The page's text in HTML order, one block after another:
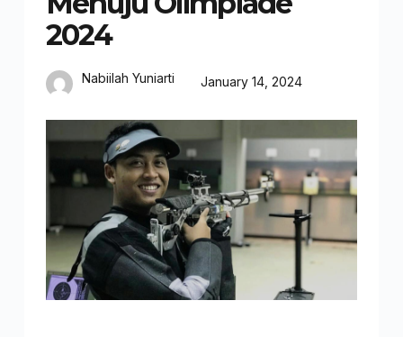
2024
Nabiilah Yuniarti January 14, 2024